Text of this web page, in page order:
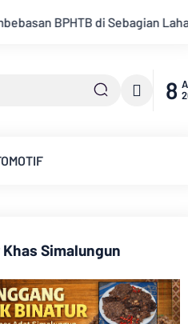
Kemarau Memuncak, Debit
8
Simalungun